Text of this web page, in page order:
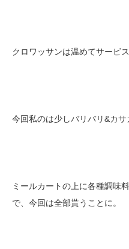
クロワッサンは温めてサービ
今回私のは少しバリバリ&カ
ミールカートの上に各種調味
で、今回は全部貰うことに。